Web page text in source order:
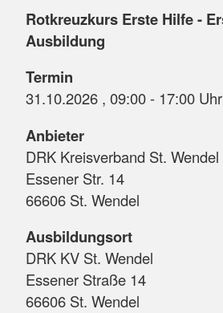
Rotkreuzkurs Erste Hilfe -
Ausbildung
Termin
31.10.2026 , 09:00 - 17:00 Uhr
Anbieter
DRK Kreisverband St. Wendel
Essener Str. 14
66606 St. Wendel
Ausbildungsort
DRK KV St. Wendel
Essener Straße 14
66606 St. Wendel